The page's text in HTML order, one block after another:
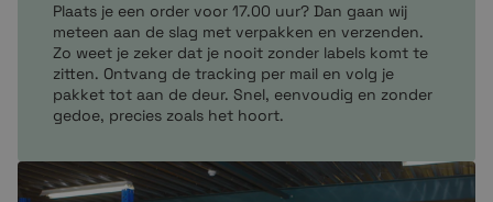
Plaats je een order voor 17.00 uur? Dan gaan wij
meteen aan de slag met verpakken en verzenden.
Zo weet je zeker dat je nooit zonder labels komt te
zitten. Ontvang de tracking per mail en volg je
pakket tot aan de deur. Snel, eenvoudig en zonder
gedoe, precies zoals het hoort.